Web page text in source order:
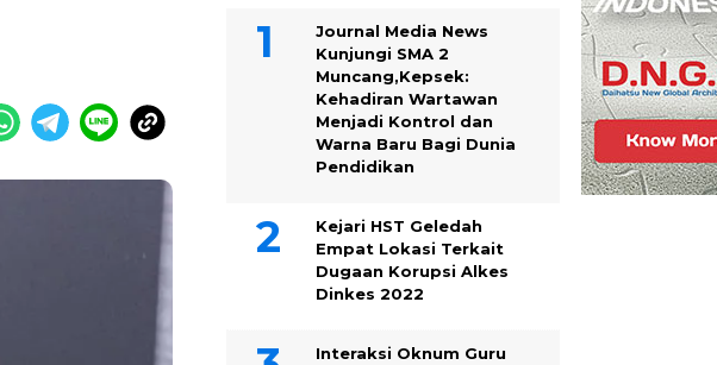
Journal Media News
Kunjungi SMA 2
Muncang,Kepsek:
Kehadiran Wartawan
Menjadi Kontrol dan
Warna Baru Bagi Dunia
Pendidikan
Kejari HST Geledah
Empat Lokasi Terkait
Dugaan Korupsi Alkes
Dinkes 2022
Interaksi Oknum Guru